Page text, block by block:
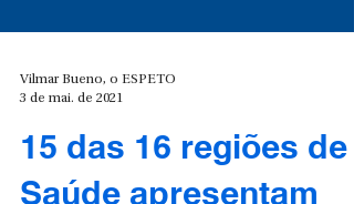
3 de mai. de 2021